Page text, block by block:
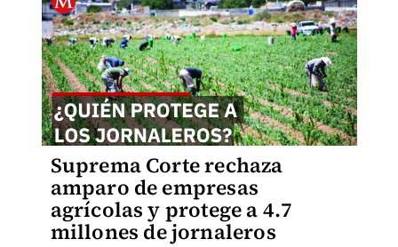
Suprema Corte rechaza
amparo de empresas
agrícolas y protege a 4.7
millones de jornaleros